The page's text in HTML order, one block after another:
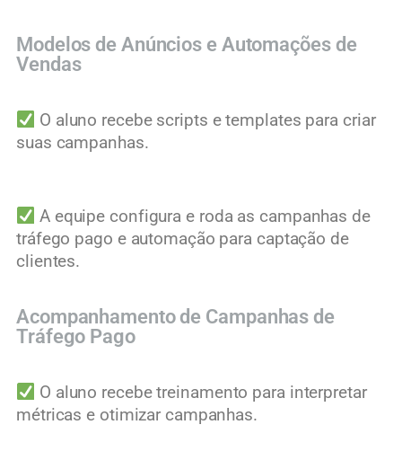
Modelos de Anúncios e Automações de
Vendas
O aluno recebe scripts e templates para criar
suas campanhas.
A equipe configura e roda as campanhas de
tráfego pago e automação para captação de
clientes.
Acompanhamento de Campanhas de
Tráfego Pago
O aluno recebe treinamento para interpretar
métricas e otimizar campanhas.